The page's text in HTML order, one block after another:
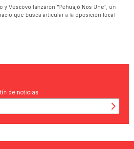
y Vescovo lanzaron "Pehuajó Nos Une", un
que busca articular a la oposición local
de noticias